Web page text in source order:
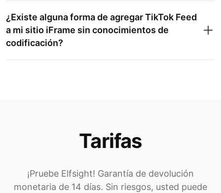
¿Existe alguna forma de agregar TikTok Feed
a mi sitio iFrame sin conocimientos de
codificación?
Tarifas
¡Pruebe Elfsight! Garantía de devolución
monetaria de 14 días. Sin riesgos, usted puede